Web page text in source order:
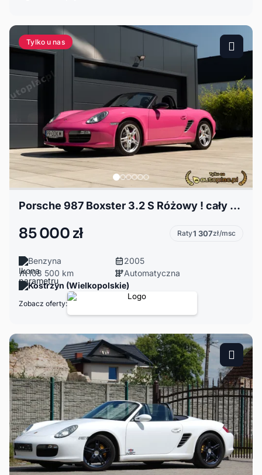
Tylko u nas
Porsche 987 Boxster 3.2 S Różowy ! cały w folii PPF Rewelacyjny Stan !
85 000 zł Raty1 307zł/msc
Benzyna
2005
108 500 km
Automatyczna
Kostrzyn (Wielkopolskie)
Zobacz oferty: